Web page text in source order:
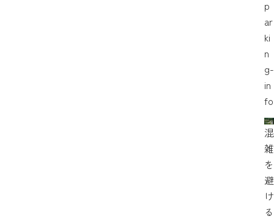
p
ar
ki
n
g-
in
fo
混
雑
を
避
け
る